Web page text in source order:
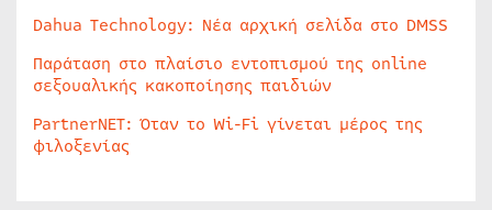
Dahua Technology: Νέα αρχική σελίδα στο DMSS
Παράταση στο πλαίσιο εντοπισμού της online
σεξουαλικής κακοποίησης παιδιών
PartnerNET: Όταν το Wi-Fi γίνεται μέρος της
φιλοξενίας